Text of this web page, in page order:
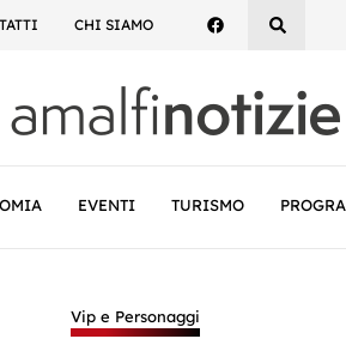
CHI SIAMO
EVENTI TURISMO
Vip e Personaggi